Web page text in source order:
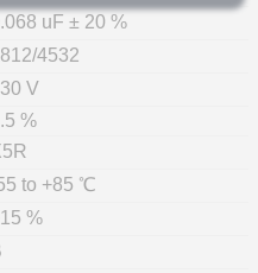
uF ± 20 %
4532
V
%
to +85 ℃
%